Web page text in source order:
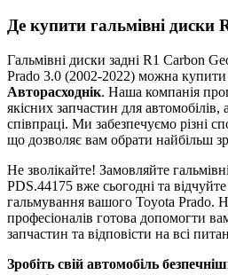
Де купити гальмівні диски
Гальмівні диски задні R1 Carbon
Prado 3.0 (2002-2022) можна купити
Авторасходнік. Наша компанія
якісних запчастин для автомобілів,
співпраці. Ми забезпечуємо різні
що дозволяє вам обрати найбільш
Не зволікайте! Замовляйте
PDS.44175 вже сьогодні та
гальмування вашого Toyota Prado.
професіоналів готова допомогти
запчастин та відповісти на всі
Зробіть свій автомобіль